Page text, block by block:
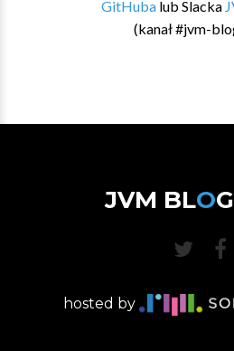
GitHubalub Slacka
(kanał #jvm-
JVM BLO
hosted by